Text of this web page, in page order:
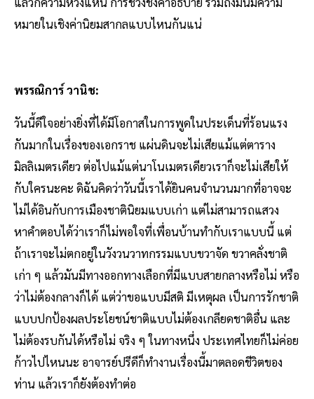
หมายในเชิงค่านิยมสากลแบบไหนกันแน่
พรรณิการ์ วานิช:
วันนี้ดีใจอย่างยิ่งที่ได้มีโอกาสในการพูดในประเด็นที่ร้อนแรง
กันมากในเรื่องของเอกราช แผ่นดินจะไม่เสียแม้แต่ตาราง
มิลลิเมตรเดียว ต่อไปแม้แต่นาโนเมตรเดียวเราก็จะไม่เสียให้
กับใครนะคะ ดิฉันคิดว่าวันนี้เราได้ยินคนจํานวนมากที่อาจจะ
ไม่ได้อินกับการเมืองชาตินิยมแบบเก่า แต่ไม่สามารถแสวง
หาคําตอบได้ว่าเราก็ไม่พอใจที่เพื่อนบ้านทํากับเราแบบนี้ แต่
ถ้าเราจะไม่ตกอยู่ในวังวนวาทกรรมแบบขวาจัด ขวาคลั่งชาติ
เก่า ๆ แล้วมันมีทางออกทางเลือกที่มีแบบสายกลางหรือไม่ หรือ
ว่าไม่ต้องกลางก็ได้ แต่ว่าขอแบบมีสติ มีเหตุผล เป็นการรักชาติ
แบบปกป้องผลประโยชน์ชาติแบบไม่ต้องเกลียดชาติอื่น และ
ไม่ต้องรบกันได้หรือไม่ จริง ๆ ในทางหนึ่ง ประเทศไทยก็ไม่ค่อย
ก้าวไปไหนนะ อาจารย์ปรีดีก็ทํางานเรื่องนี้มาตลอดชีวิตของ
ท่าน แล้วเราก็ยังต้องทําต่อ